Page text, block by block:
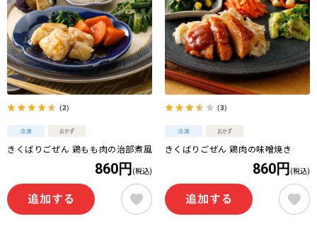
（2）
きくばりごぜん 鶏もも肉の治部煮風
860円 (税込)
（3）
きくばりごぜん 鶏肉の味噌焼き
860円 (税込)